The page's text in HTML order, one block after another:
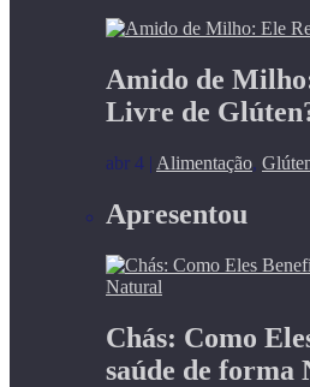
Amido de
Livre de
abr 4 | Alimentação,
Apresentou
Chás: Como
saúde de forma